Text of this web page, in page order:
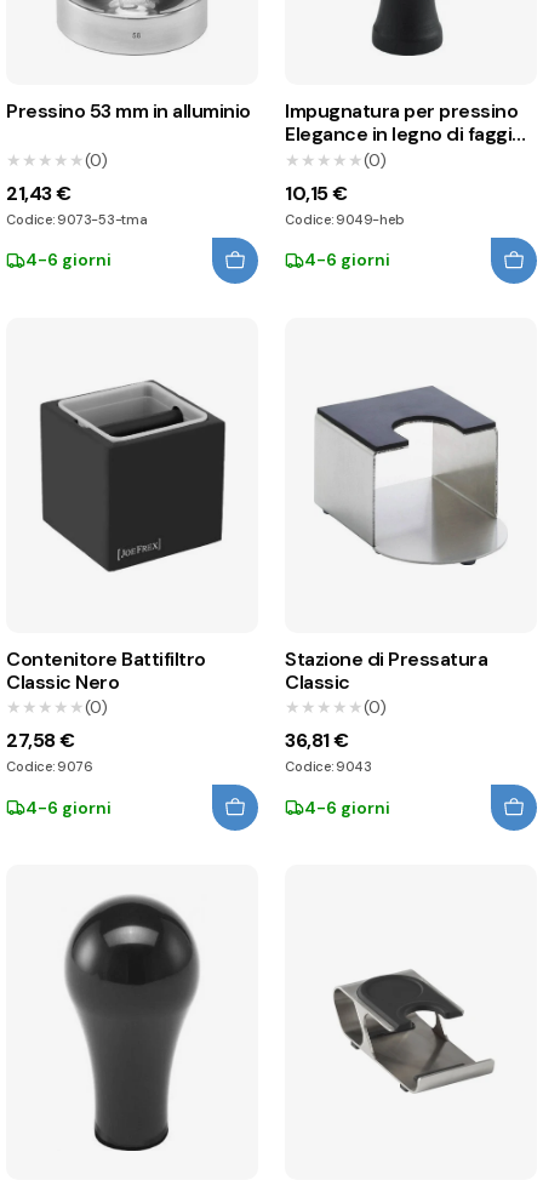
Pressino 53 mm in alluminio
★★★★★
★★★★★(0)
21,43 €
Codice: 9073-53-tma
4-6 giorni
Impugnatura per pressino
Elegance in legno di faggio
nero
★★★★★
★★★★★(0)
10,15 €
Codice: 9049-heb
4-6 giorni
Contenitore Battifiltro
Classic Nero
★★★★★
★★★★★(0)
27,58 €
Codice: 9076
4-6 giorni
Stazione di Pressatura
Classic
★★★★★
★★★★★(0)
36,81 €
Codice: 9043
4-6 giorni